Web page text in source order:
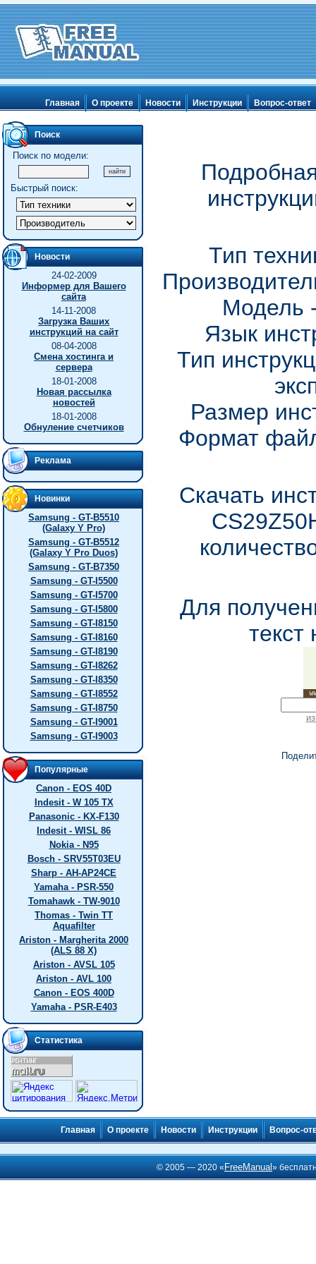
Главная О проекте Новости Инструкции Вопрос-ответ
Поиск
Поиск по модели:
Быстрый поиск:
Новости
24-02-2009
Информер для Вашего
сайта
14-11-2008
Загрузка Ваших
инструкций на сайт
08-04-2008
Смена хостинга и
сервера
18-01-2008
Новая рассылка
новостей
18-01-2008
Обнуление счетчиков
Реклама
Новинки
Samsung - GT-B5510
(Galaxy Y Pro)
Samsung - GT-B5512
(Galaxy Y Pro Duos)
Samsung - GT-B7350
Samsung - GT-I5500
Samsung - GT-I5700
Samsung - GT-I5800
Samsung - GT-I8150
Samsung - GT-I8160
Samsung - GT-I8190
Samsung - GT-I8262
Samsung - GT-I8350
Samsung - GT-I8552
Samsung - GT-I8750
Samsung - GT-I9001
Samsung - GT-I9003
Популярные
Canon - EOS 40D
Indesit - W 105 TX
Panasonic - KX-F130
Indesit - WISL 86
Nokia - N95
Bosch - SRV55T03EU
Sharp - AH-AP24CE
Yamaha - PSR-550
Tomahawk - TW-9010
Thomas - Twin TT
Aquafilter
Ariston - Margherita 2000
(ALS 88 X)
Ariston - AVSL 105
Ariston - AVL 100
Canon - EOS 400D
Yamaha - PSR-E403
Статистика
Тип
Модель
Язык
Тип
Размер
Формат
Скачать
Для
текст
Главная О проекте Новости Инструкции Вопрос-
© 2005 — 2020 « FreeManual»